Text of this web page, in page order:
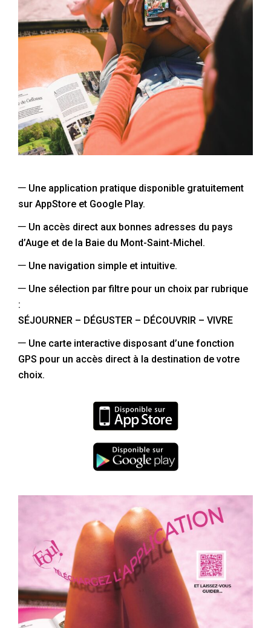
– Une application pratique disponible gratuitement
sur AppStore et Google Play.
– Un accès direct aux bonnes adresses du pays
d’Auge et de la Baie du Mont-Saint-Michel.
– Une navigation simple et intuitive.
– Une sélection par filtre pour un choix par rubrique
:
SÉJOURNER – DÉGUSTER – DÉCOUVRIR – VIVRE
– Une carte interactive disposant d’une fonction
GPS pour un accès direct à la destination de votre
choix.